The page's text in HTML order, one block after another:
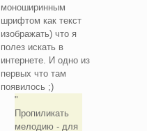
моноширинным
шрифтом как текст
изображать) что я
полез искать в
интернете. И одно из
первых что там
появилось ;)
Пропиликать
мелодию - для